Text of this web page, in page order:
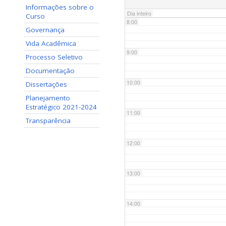
Informações sobre o
Curso
Governança
Vida Acadêmica
Processo Seletivo
Documentação
Dissertações
Planejamento
Estratégico 2021-2024
Transparência
Dia inteiro
8:00
9:00
10:00
11:00
12:00
13:00
14:00